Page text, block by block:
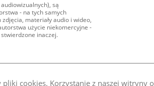
cookies. Korzystanie z naszej witryny
są
- na tych samych
materiały audio i wideo,
użycie niekomercyjne -
inaczej.